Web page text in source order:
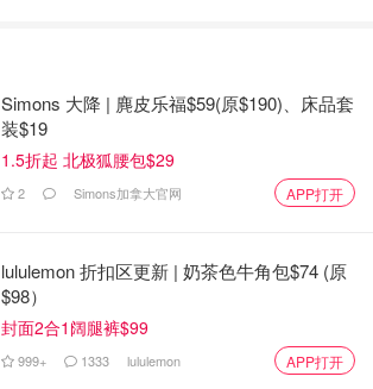
Simons 大降 | 麂皮乐福$59(原$190)、床品套
装$19
1.5折起 北极狐腰包$29
2 Simons加拿大官网 APP打开
lululemon 折扣区更新 | 奶茶色牛角包$74 (原
$98）
封面2合1阔腿裤$99
999+ 1333 lululemon APP打开